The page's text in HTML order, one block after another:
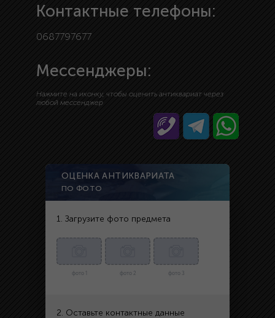
Контактные телефоны:
0687797677
Мессенджеры:
Нажмите на иконку, чтобы оценить антиквариат через
любой мессенджер
ОЦЕНКА АНТИКВАРИАТА
ПО ФОТО
1. Загрузите фото предмета
фото 1 фото 2 фото 3
2. Оставьте контактные данные